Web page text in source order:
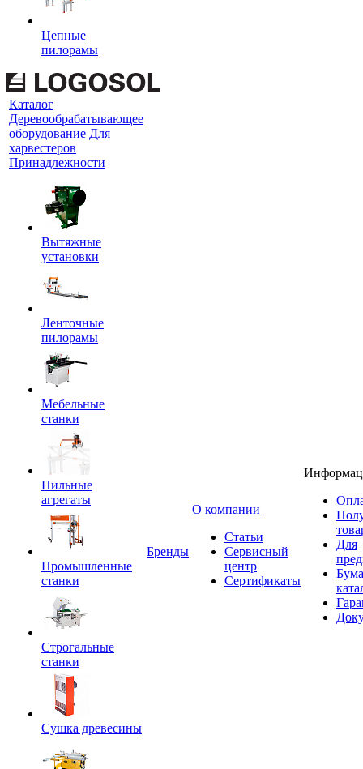
Цепные
пилорамы
Каталог
Деревообрабатывающее
оборудование Для
харвестеров
Принадлежности
Вытяжные
установки
Ленточные
пилорамы
Мебельные
станки
Пильные
агрегаты
Промышленные
станки
Строгальные
станки
Сушка древесины
Бренды
O компании
Статьи
Сервисный
центр
Сертификаты
Для